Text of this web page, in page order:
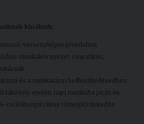
kínálunk:
versenyképes jövedelem
munkakörnyezet, empatikus,
és a munkatársi beilleszkedésedben
lakóhely esetén napi munkába járás és
os költségtérítése tömegközlekedés